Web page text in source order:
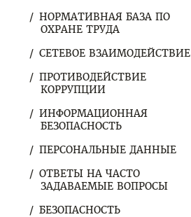
НОРМАТИВНАЯ БАЗА ПО
ОХРАНЕ ТРУДА
СЕТЕВОЕ ВЗАИМОДЕЙСТВИЕ
ПРОТИВОДЕЙСТВИЕ
КОРРУПЦИИ
ИНФОРМАЦИОННАЯ
БЕЗОПАСНОСТЬ
ПЕРСОНАЛЬНЫЕ ДАННЫЕ
ОТВЕТЫ НА ЧАСТО
ЗАДАВАЕМЫЕ ВОПРОСЫ
БЕЗОПАСНОСТЬ